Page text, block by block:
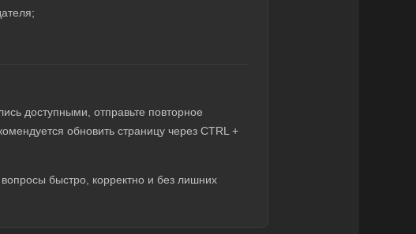
доступными, отправьте повторное
обновить страницу через CTRL +
быстро, корректно и без лишних